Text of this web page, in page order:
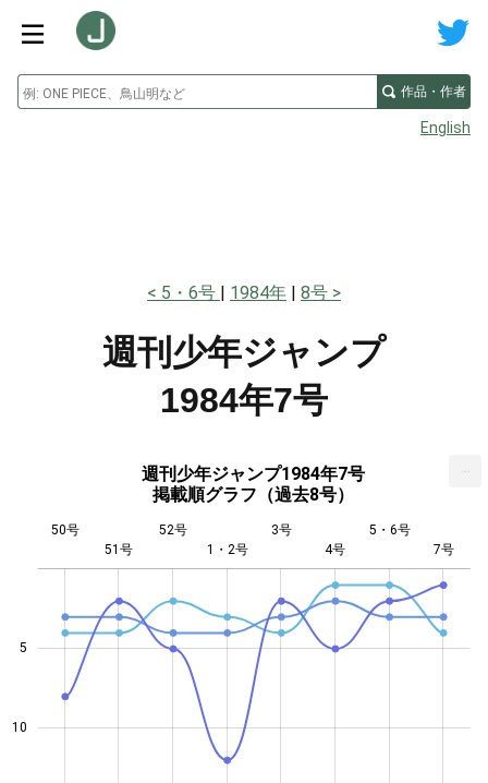
作品・作者
English
5・6号 1984年 8号
週刊少年ジャンプ
1984年7号
週刊少年ジャンプ1984年7号
掲載順グラフ（過去8号）
10
5
50号
51号
52号
1・2号
3号
4号
5・6号
7号